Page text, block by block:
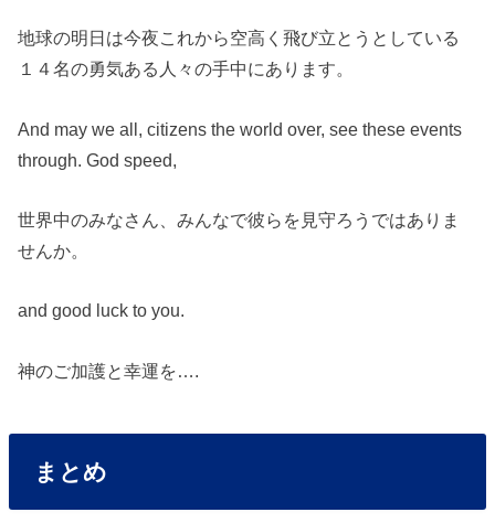
地球の明日は今夜これから空高く飛び立とうとしている
１４名の勇気ある人々の手中にあります。
And may we all, citizens the world over, see these events
through. God speed,
世界中のみなさん、みんなで彼らを見守ろうではありま
せんか。
and good luck to you.
神のご加護と幸運を….
まとめ